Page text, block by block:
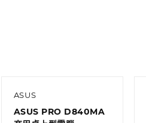
ASUS
ASUS PRO D840MA